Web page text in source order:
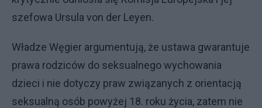
szefowa Ursula von der Leyen.
Władze Węgier argumentują, że ustawa gwarantuje
prawa rodziców do seksualnego wychowania
dzieci i nie dotyczy praw związanych z orientacją
seksualną osób powyżej 18. roku życia, zatem nie